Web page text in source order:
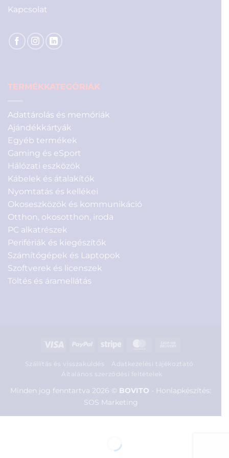
Kapcsolat
TERMÉKKATEGÓRIÁK
Adattárolás és memóriák
Ajándékkártyák
Egyéb termékek
Gaming és eSport
Hálózati eszközök
Kábelek és átalakítók
Nyomtatás és kellékei
Okoseszközök és kommunikáció
Otthon, okosotthon, iroda
PC alkatrészek
Perifériák és kiegészítők
Számítógépek és Laptopok
Szoftverek és licenszek
Töltés és áramellátás
Visa PayPal Stripe MasterCard
Delivery
Szállítás és visszaküldés
Adatkezelési tájékoztató
Általános szerződési feltételek
Minden jog fenntartva 2026 © BOVITO - Honlapkészítés:
SOS Marketing